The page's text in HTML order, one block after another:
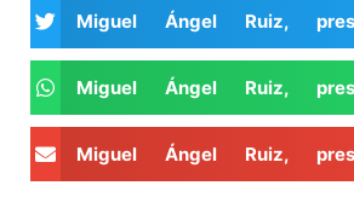
Miguel Ángel Ruiz,
Miguel Ángel Ruiz,
Miguel Ángel Ruiz,